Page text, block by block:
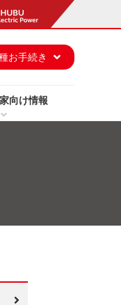
向け情報
お手続き